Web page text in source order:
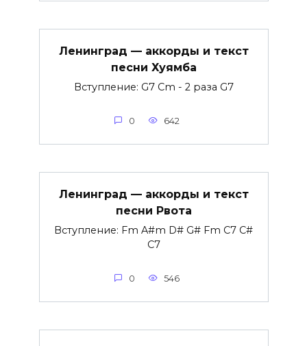
Ленинград — аккорды и текст
песни Хуямба
Вступление: G7 Cm - 2 раза G7
0 642
Ленинград — аккорды и текст
песни Рвота
Вступление: Fm A#m D# G# Fm C7 C#
C7
0 546